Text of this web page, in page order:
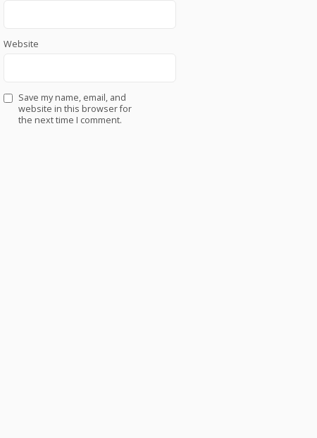
Website
Save my name, email, and
website in this browser for
the next time I comment.